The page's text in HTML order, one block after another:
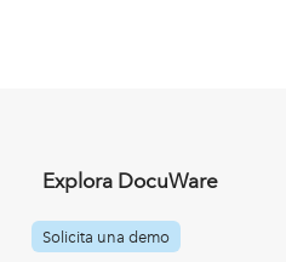
Explora DocuWare
Solicita una demo